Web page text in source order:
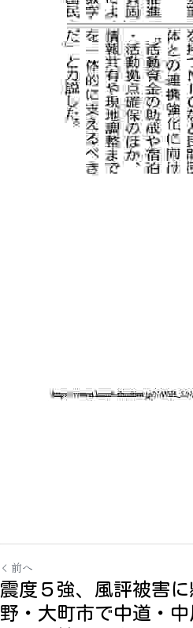
前へ
震度５強、風評被害
野・大町市で中道・